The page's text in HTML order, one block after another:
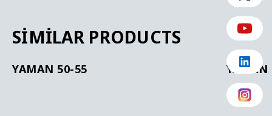
SIMILAR PRODUCTS
YAMAN 50-55 YAMAN